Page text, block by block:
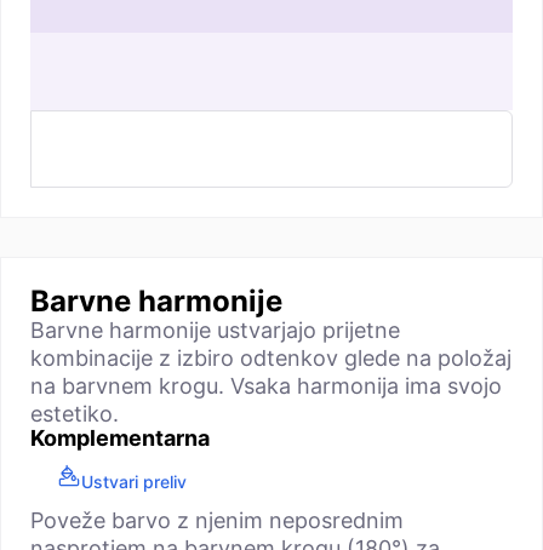
Barvne harmonije
Barvne harmonije ustvarjajo prijetne
kombinacije z izbiro odtenkov glede na položaj
na barvnem krogu. Vsaka harmonija ima svojo
estetiko.
Komplementarna
Ustvari preliv
Poveže barvo z njenim neposrednim